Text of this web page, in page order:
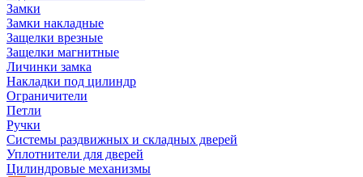
Замки
Замки накладные
Защелки врезные
Защелки магнитные
Личинки замка
Накладки под цилиндр
Ограничители
Петли
Ручки
Системы раздвижных и складных дверей
Уплотнители для дверей
Цилиндровые механизмы